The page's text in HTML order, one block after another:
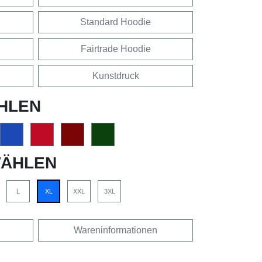
Standard Hoodie
Fairtrade Hoodie
Kunstdruck
XL XXL 3XL
Wareninformationen